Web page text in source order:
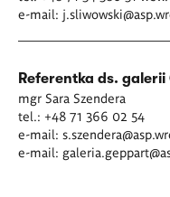
e-mail:
Referentka ds. galerii
mgr Sara Szendera
tel.: +48 71 366 02 54
e-mail:
e-mail: